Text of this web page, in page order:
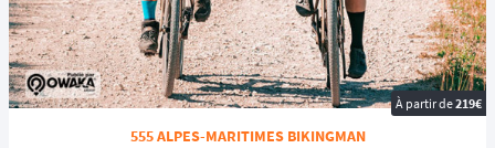
À partir de219€
555 ALPES-MARITIMES BIKINGMAN